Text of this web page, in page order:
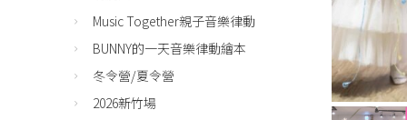
Music Together親子音樂律動
BUNNY的一天音樂律動繪本
冬令營/夏令營
2026新竹場